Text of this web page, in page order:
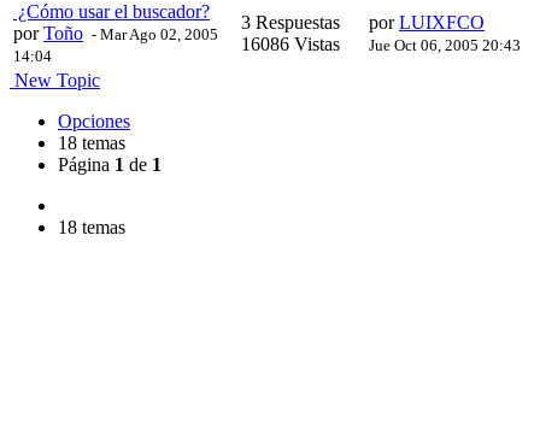
¿Cómo usar el buscador?
porToño - Mar Ago 02, 2005
14:04
3 Respuestas
16086 Vistas
porLUIXFCO
Jue Oct 06, 2005 20:43
New Topic
Opciones
18 temas
Página 1 de 1
18 temas